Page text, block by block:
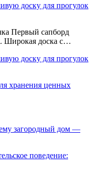
доску для прогулок
Первый сапборд
Широкая доска с…
доску для прогулок
хранения ценных
загородный дом —
поведение: